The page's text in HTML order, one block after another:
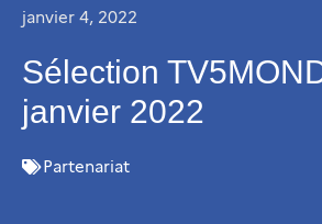
janvier 4, 2022
Sélection
janvier 2022
Partenariat